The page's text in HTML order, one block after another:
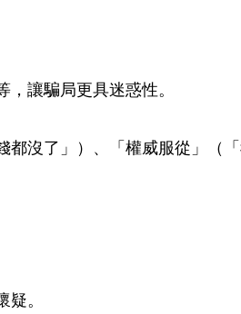
讓騙局更具迷惑性。
都沒了」）、「權威服從」（
。